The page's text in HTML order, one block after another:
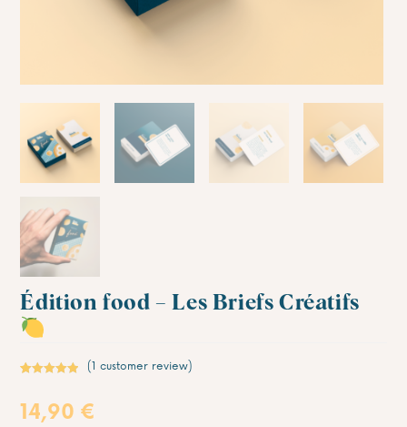
Édition food – Les Briefs Créatifs
out of 5
based on
(1 customer review)
14,90€